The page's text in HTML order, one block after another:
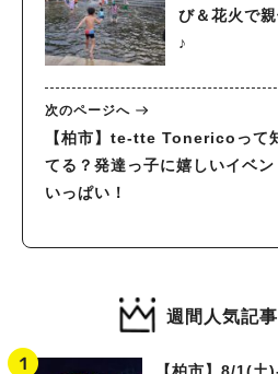
び＆花火で
♪
次のページへ
【柏市】te-tte Tonericoって
てる？発達っ子に嬉しいイベン
いっぱい！
週間人気記
【柏市】8/1(